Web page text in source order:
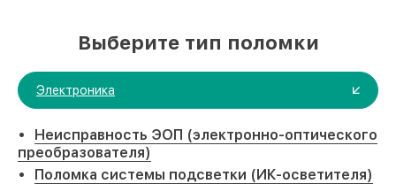
Выберите тип поломки
Электроника
Неисправность ЭОП (электронно-оптического
преобразователя)
Поломка системы подсветки (ИК-осветителя)